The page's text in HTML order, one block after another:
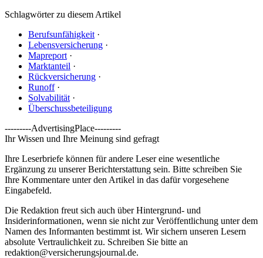
Schlagwörter zu diesem Artikel
Berufsunfähigkeit ·
Lebensversicherung ·
Mapreport ·
Marktanteil ·
Rückversicherung ·
Runoff·
Solvabilität ·
Überschussbeteiligung
---------AdvertisingPlace---------
Ihr Wissen und Ihre Meinung sind gefragt
Ihre Leserbriefe können für andere Leser eine wesentliche
Ergänzung zu unserer Berichterstattung sein. Bitte schreiben Sie
Ihre Kommentare unter den Artikel in das dafür vorgesehene
Eingabefeld.
Die Redaktion freut sich auch über Hintergrund- und
Insiderinformationen, wenn sie nicht zur Veröffentlichung unter dem
Namen des Informanten bestimmt ist. Wir sichern unseren Lesern
absolute Vertraulichkeit zu. Schreiben Sie bitte an
redaktion@versicherungsjournal.de.